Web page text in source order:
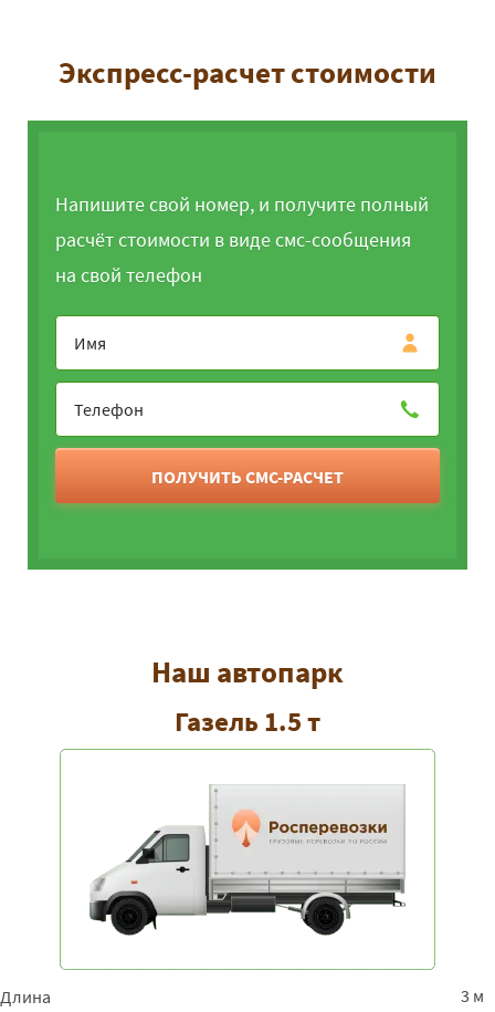
Экспресс-расчет стоимости
Напишите свой номер, и получите полный
расчёт стоимости в виде смс-сообщения
на свой телефон
ПОЛУЧИТЬ СМС-РАСЧЕТ
Наш автопарк
Газель 1.5 т
Длина 3 м